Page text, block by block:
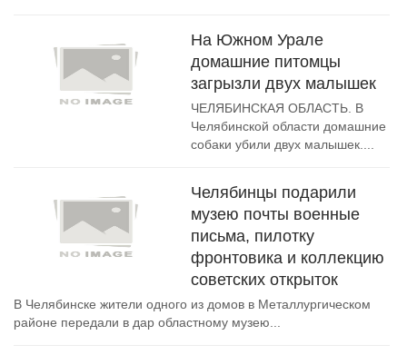
На Южном Урале
домашние питомцы
загрызли двух малышек
ЧЕЛЯБИНСКАЯ ОБЛАСТЬ. В
Челябинской области домашние
собаки убили двух малышек....
Челябинцы подарили
музею почты военные
письма, пилотку
фронтовика и коллекцию
советских открыток
В Челябинске жители одного из домов в Металлургическом
районе передали в дар областному музею...